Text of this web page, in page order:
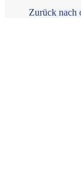
Zurück nach